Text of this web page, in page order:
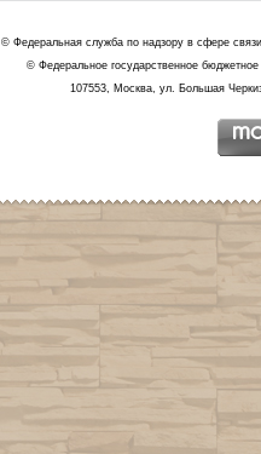
© Федеральная служба по надзору в сфере
© Федеральное государственное
107553, Москва, ул. Большая